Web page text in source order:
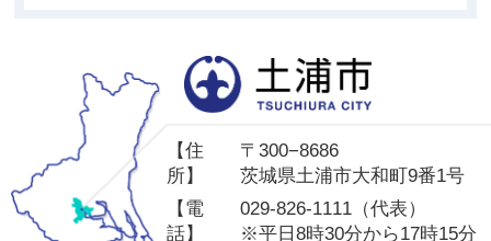
【住
所】
〒300−8686
茨城県土浦市大和町9番1号
【電
話】
029-826-1111（代表）
※平日8時30分から17時15分